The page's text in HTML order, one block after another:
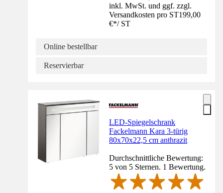
inkl. MwSt. und ggf. zzgl.
Versandkosten pro ST199,00
€*/ ST
Online bestellbar
Reservierbar
LED-Spiegelschrank
Fackelmann Kara 3-türig
80x70x22,5 cm anthrazit
Durchschnittliche Bewertung:
5 von 5 Sternen. 1 Bewertung.